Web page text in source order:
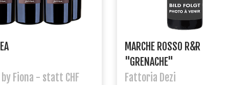
Fiona - statt CHF
MARCHE ROSSO R&R
"GRENACHE"
Fattoria Dezi